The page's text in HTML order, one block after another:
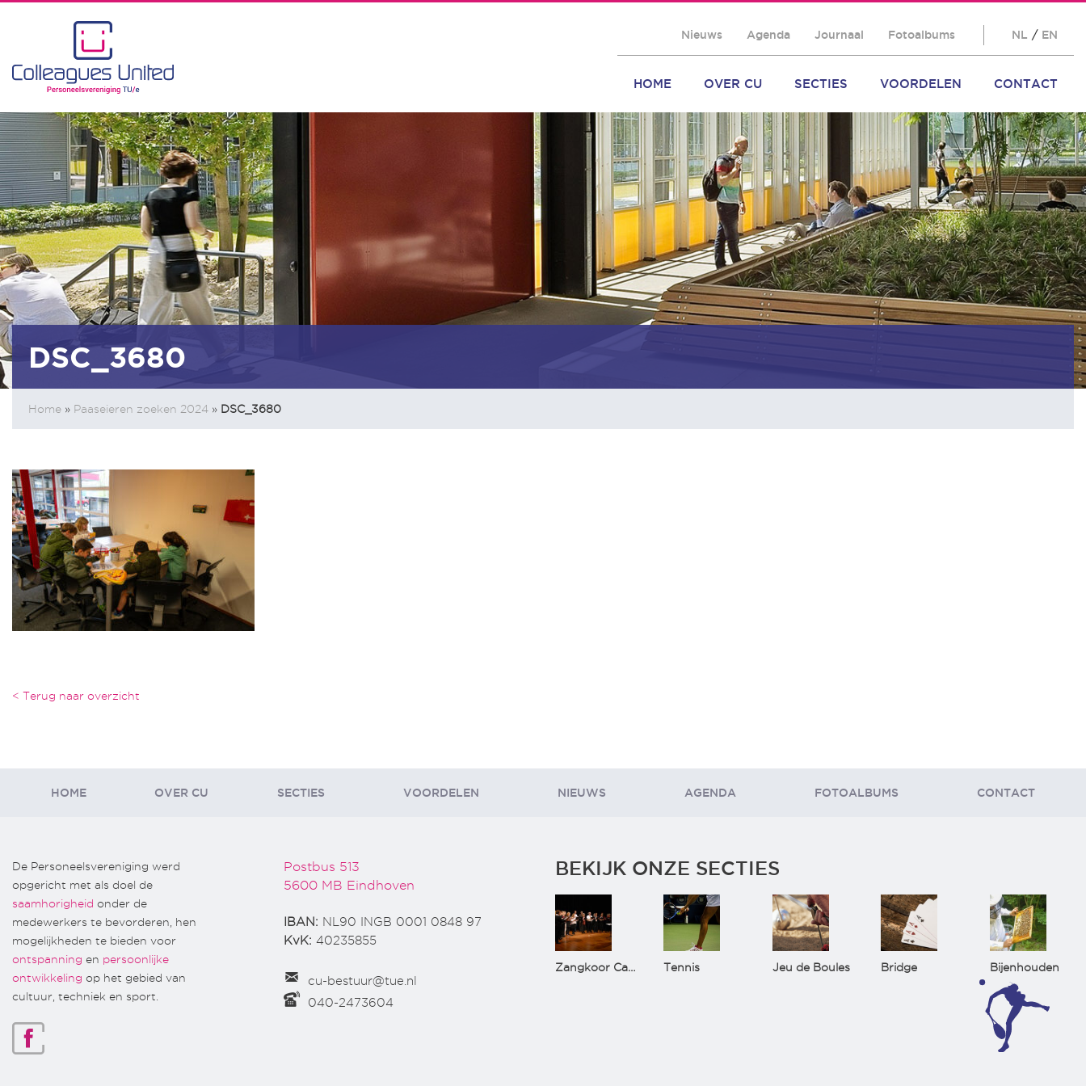
Nieuws Agenda Journaal Fotoalbums NL / EN
HOME OVER CU SECTIES VOORDELEN CONTACT
DSC_3680
Home » Paaseieren zoeken 2024 » DSC_3680
< Terug naar overzicht
HOME OVER CU SECTIES VOORDELEN NIEUWS AGENDA FOTOALBUMS CONTACT
De Personeelsvereniging werd
opgericht met als doel de
saamhorigheid onder de
medewerkers te bevorderen, hen
mogelijkheden te bieden voor
ontspanning en persoonlijke
ontwikkeling op het gebied van
cultuur, techniek en sport.
Postbus 513
5600 MB Eindhoven
IBAN: NL90 INGB 0001 0848 97
KvK: 40235855
cu-bestuur@tue.nl
040-2473604
BEKIJK ONZE SECTIES
Zangkoor CantaTu Tennis Jeu de Boules Bridge Bijenhouden